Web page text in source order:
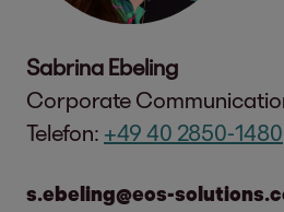
Sabrina Ebeling
Corporate
Telefon: +49 40 2850-1480
s.ebeling@eos-